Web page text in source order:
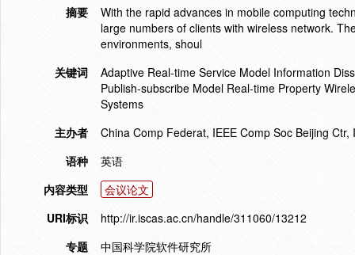
摘要
With the rapid advances in mobile computing
large numbers of clients with wireless network.
environments, shoul
关键词
Adaptive Real-time Service Model Information
Publish-subscribe Model Real-time Property
Systems
主办者
China Comp Federat, IEEE Comp Soc Beijing
语种
英语
内容类型
会议论文
URI标识
http://ir.iscas.ac.cn/handle/311060/13212
专题
中国科学院软件研究所